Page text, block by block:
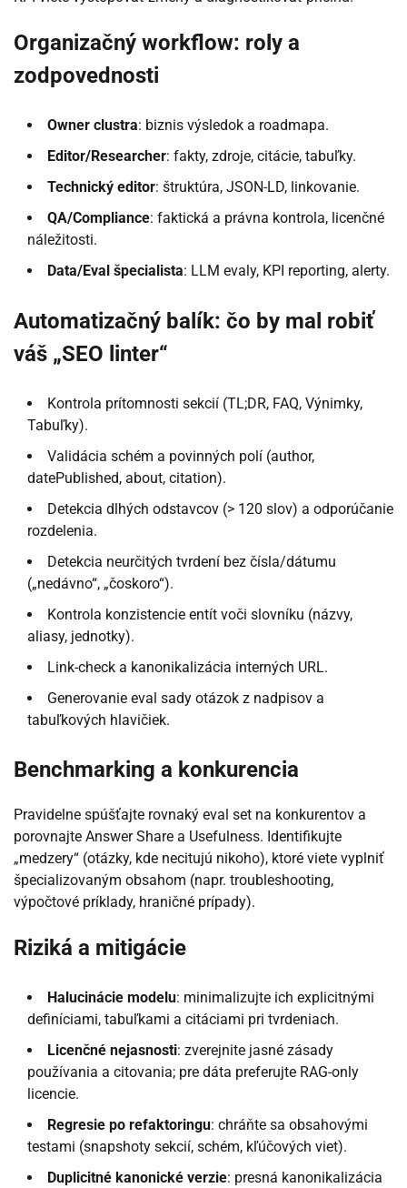
Organizačný workflow: roly a
zodpovednosti
Owner clustra: biznis výsledok a roadmapa.
Editor/Researcher: fakty, zdroje, citácie, tabuľky.
Technický editor: štruktúra, JSON-LD, linkovanie.
QA/Compliance: faktická a právna kontrola, licenčné
náležitosti.
Data/Eval špecialista: LLM evaly, KPI reporting, alerty.
Automatizačný balík: čo by mal robiť
váš „SEO linter“
Kontrola prítomnosti sekcií (TL;DR, FAQ, Výnimky,
Tabuľky).
Validácia schém a povinných polí (author,
datePublished, about, citation).
Detekcia dlhých odstavcov (> 120 slov) a odporúčanie
rozdelenia.
Detekcia neurčitých tvrdení bez čísla/dátumu
(„nedávno“, „čoskoro“).
Kontrola konzistencie entít voči slovníku (názvy,
aliasy, jednotky).
Link-check a kanonikalizácia interných URL.
Generovanie eval sady otázok z nadpisov a
tabuľkových hlavičiek.
Benchmarking a konkurencia
Pravidelne spúšťajte rovnaký eval set na konkurentov a
porovnajte Answer Share a Usefulness. Identifikujte
„medzery“ (otázky, kde necitujú nikoho), ktoré viete vyplniť
špecializovaným obsahom (napr. troubleshooting,
výpočtové príklady, hraničné prípady).
Riziká a mitigácie
Halucinácie modelu: minimalizujte ich explicitnými
definíciami, tabuľkami a citáciami pri tvrdeniach.
Licenčné nejasnosti: zverejnite jasné zásady
používania a citovania; pre dáta preferujte RAG-only
licencie.
Regresie po refaktoringu: chráňte sa obsahovými
testami (snapshoty sekcií, schém, kľúčových viet).
Duplicitné kanonické verzie: presná kanonikalizácia